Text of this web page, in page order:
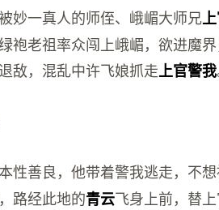
妙一真人的师侄、峨嵋大师兄
袍老祖率众闯上峨嵋，欲进魔
敌，混乱中许飞娘抓走上官警我
本性善良，他带着警我逃走，不
路经此地的青云飞身上前，替